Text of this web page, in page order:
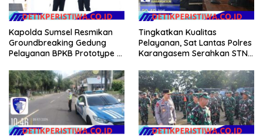
Kapolda Sumsel Resmikan
Groundbreaking Gedung
Pelayanan BPKB Prototype di
Tingkatkan Kualitas
Pelayanan, Sat Lantas Polres
Karangasem Serahkan STNK
dan Transparan